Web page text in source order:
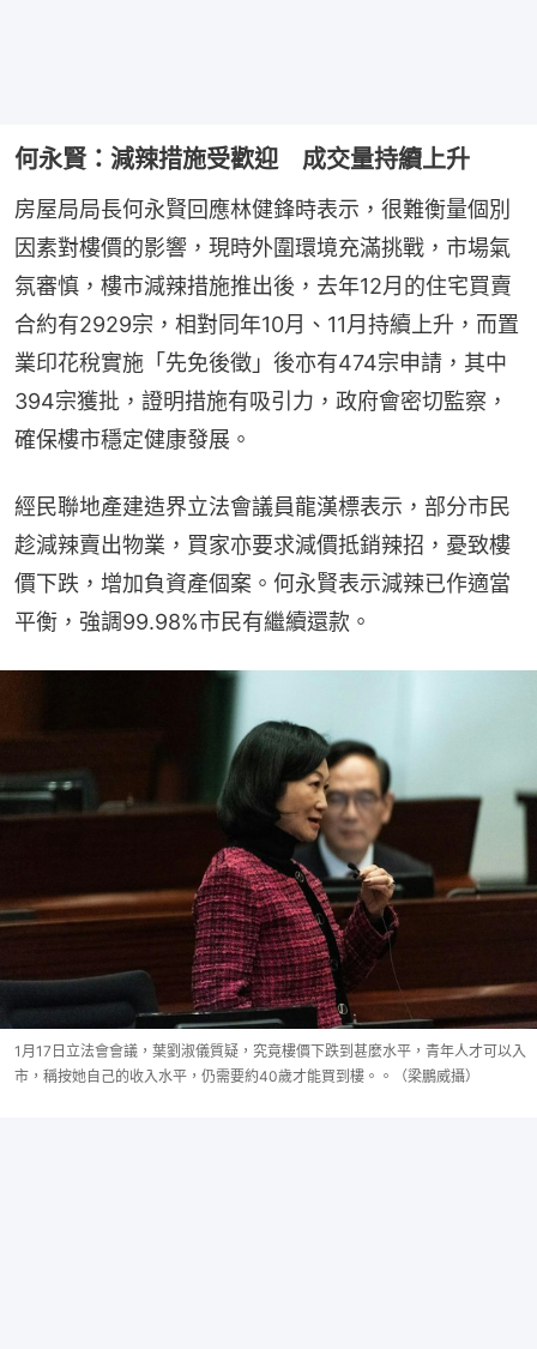
何永賢：減辣措施受歡迎 成交量持續上升
房屋局局長何永賢回應林健鋒時表示，很難衡量個別
因素對樓價的影響，現時外圍環境充滿挑戰，市場氣
氛審慎，樓市減辣措施推出後，去年12月的住宅買賣
合約有2929宗，相對同年10月、11月持續上升，而置
業印花稅實施「先免後徵」後亦有474宗申請，其中
394宗獲批，證明措施有吸引力，政府會密切監察，
確保樓市穩定健康發展。
經民聯地產建造界立法會議員龍漢標表示，部分市民
趁減辣賣出物業，買家亦要求減價抵銷辣招，憂致樓
價下跌，增加負資產個案。何永賢表示減辣已作適當
平衡，強調99.98%市民有繼續還款。
1月17日立法會會議，葉劉淑儀質疑，究竟樓價下跌到甚麼水平，青年人才可以入
市，稱按她自己的收入水平，仍需要約40歲才能買到樓。。（梁鵬威攝）